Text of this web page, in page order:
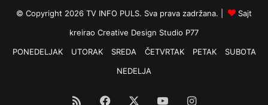
© Copyright 2026 TV INFO PULS. Sva prava zadržana. |
Sajt
kreirao Creative Design Studio P77
PONEDELJAK
UTORAK SREDA ČETVRTAK PETAK
SUBOTA
NEDELJA
RSS Facebook YouTubeInstagram